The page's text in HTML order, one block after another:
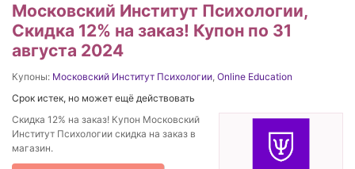
Московский Институт Психологии,
Скидка 12% на заказ! Купон по 31
августа 2024
Купоны: Московский Институт Психологии, Online Education
Срок истек, но может ещё действовать
Скидка 12% на заказ! Купон Московский
Институт Психологии скидка на заказ в
магазин.